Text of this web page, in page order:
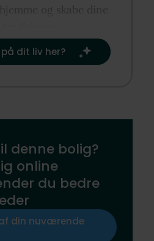
og skabe dine
dit liv her?​
denne bolig?
online
du bedre
din nuværende